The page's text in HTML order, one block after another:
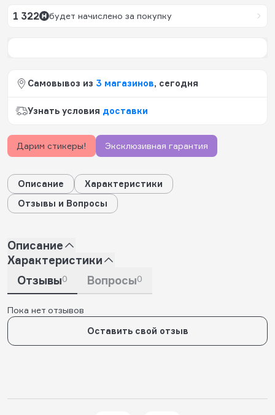
1 322 будет начислено за покупку
Самовывоз из 3 магазинов, сегодня
Узнать условия доставки
Дарим стикеры! Эксклюзивная гарантия
Описание
Характеристики
Отзывы и Вопросы
Описание
Характеристики
Отзывы0 Вопросы0
Пока нет отзывов
Оставить свой отзыв